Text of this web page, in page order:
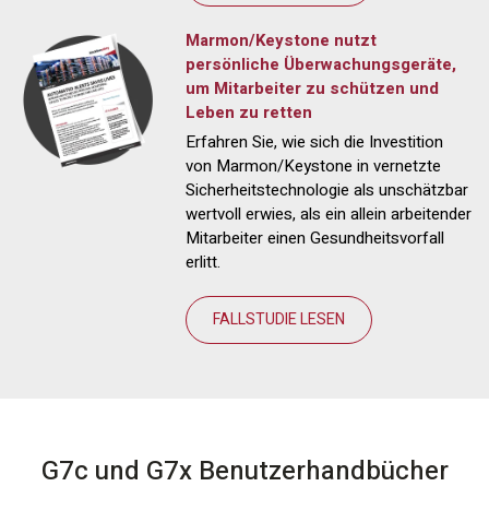
Marmon/Keystone nutzt
persönliche Überwachungsgeräte,
um Mitarbeiter zu schützen und
Leben zu retten
Erfahren Sie, wie sich die Investition
von Marmon/Keystone in vernetzte
Sicherheitstechnologie als unschätzbar
wertvoll erwies, als ein allein arbeitender
Mitarbeiter einen Gesundheitsvorfall
erlitt.
FALLSTUDIE LESEN
G7c und G7x Benutzerhandbücher